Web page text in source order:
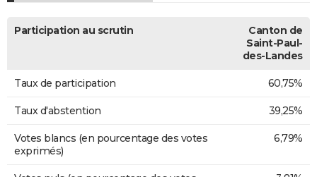
Participation au scrutin
Canton de
Saint-Paul-
des-Landes
Taux de participation 60,75%
Taux d'abstention 39,25%
Votes blancs (en pourcentage des votes
exprimés)
6,79%